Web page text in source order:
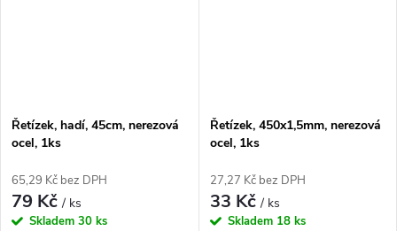
Řetízek, hadí, 45cm, nerezová
ocel, 1ks
65,29 Kč bez DPH
79 Kč/ ks
Skladem 30 ks
Řetízek, 450x1,5mm, nerezová
ocel, 1ks
27,27 Kč bez DPH
33 Kč/ ks
Skladem 18 ks